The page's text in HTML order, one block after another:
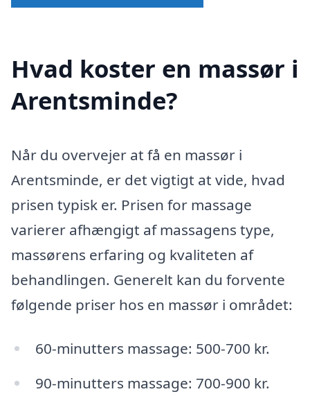
Hvad koster en massør i
Arentsminde?
Når du overvejer at få en massør i
Arentsminde, er det vigtigt at vide, hvad
prisen typisk er. Prisen for massage
varierer afhængigt af massagens type,
massørens erfaring og kvaliteten af
behandlingen. Generelt kan du forvente
følgende priser hos en massør i området:
60-minutters massage: 500-700 kr.
90-minutters massage: 700-900 kr.